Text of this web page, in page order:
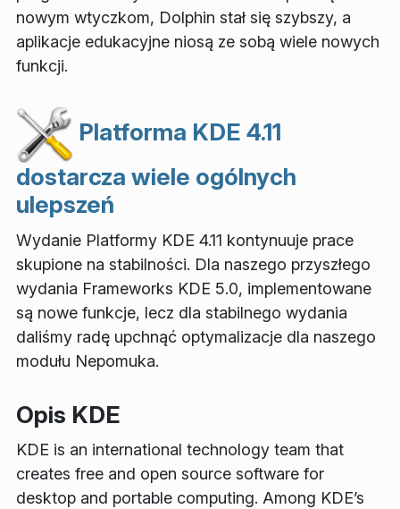
nowym wtyczkom, Dolphin stał się szybszy, a
aplikacje edukacyjne niosą ze sobą wiele nowych
funkcji.
Platforma KDE 4.11
dostarcza wiele ogólnych
ulepszeń
Wydanie Platformy KDE 4.11 kontynuuje prace
skupione na stabilności. Dla naszego przyszłego
wydania Frameworks KDE 5.0, implementowane
są nowe funkcje, lecz dla stabilnego wydania
daliśmy radę upchnąć optymalizacje dla naszego
modułu Nepomuka.
Opis KDE
KDE is an international technology team that
creates free and open source software for
desktop and portable computing. Among KDE’s